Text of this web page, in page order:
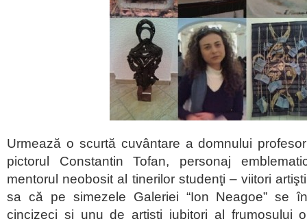
Urmează o scurtă cuvântare a domnului
pictorul Constantin Tofan, personaj
mentorul neobosit al tinerilor studenţi – viitori
sa că pe simezele Galeriei “Ion Neagoe” se
cincizeci şi unu de artişti iubitori al frumosului